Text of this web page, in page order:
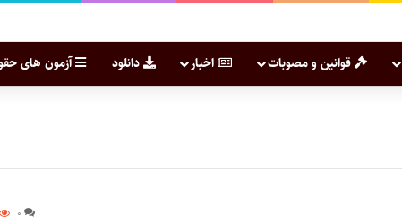
قوانین و مصوبات اخبار دانلود آزمون های
۰